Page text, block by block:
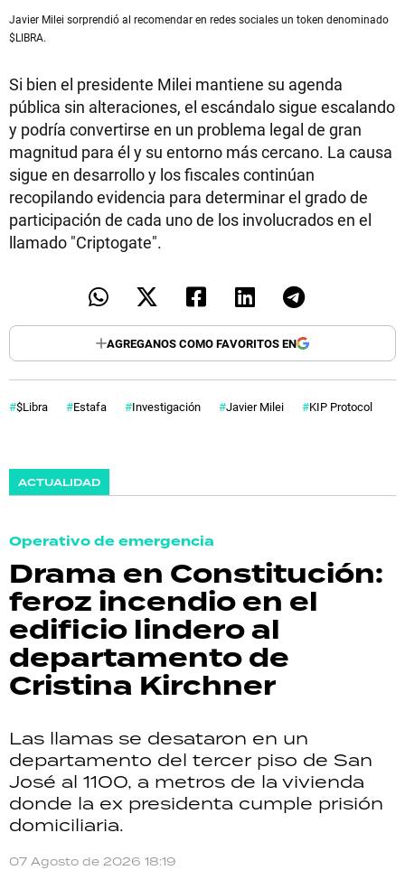
Javier Milei sorprendió al recomendar en redes sociales un token denominado
$LIBRA.
Si bien el presidente Milei mantiene su agenda
pública sin alteraciones, el escándalo sigue escalando
y podría convertirse en un problema legal de gran
magnitud para él y su entorno más cercano. La causa
sigue en desarrollo y los fiscales continúan
recopilando evidencia para determinar el grado de
participación de cada uno de los involucrados en el
llamado "Criptogate".
AGREGANOS COMO FAVORITOS EN
$Libra Estafa Investigación Javier Milei KIP Protocol
ACTUALIDAD
Operativo de emergencia
Drama en Constitución:
feroz incendio en el
edificio lindero al
departamento de
Cristina Kirchner
Las llamas se desataron en un
departamento del tercer piso de San
José al 1100, a metros de la vivienda
donde la ex presidenta cumple prisión
domiciliaria.
07 Agosto de 2026 18:19